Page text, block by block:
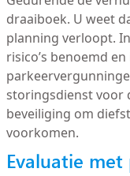
draaiboek. U weet
planning verloopt.
risico’s benoemd
storingsdienst voor
beveiliging om
voorkomen.
Evaluatie